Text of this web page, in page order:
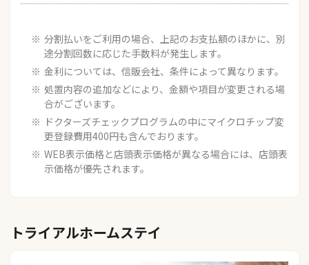
分割払いをご利用の場合、上記のお支払額のほかに、別
途分割回数に応じた手数料が発生します。
金利については、信販会社、条件によって異なります。
処置内容の追加などにより、金額や項目が変更される場
合がございます。
ドクターズチェックプログラムの中にマイクロチップ変
更登録費用400円も含んでおります。
WEB表示価格と店頭表示価格が異なる場合には、店頭表
示価格が優先されます。
トライアルホームステイ